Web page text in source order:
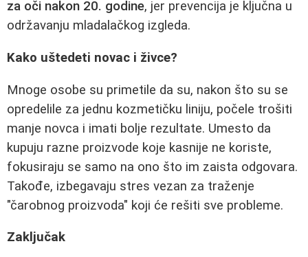
za oči nakon 20. godine, jer prevencija je ključna u
održavanju mladalačkog izgleda.
Kako uštedeti novac i živce?
Mnoge osobe su primetile da su, nakon što su se
opredelile za jednu kozmetičku liniju, počele trošiti
manje novca i imati bolje rezultate. Umesto da
kupuju razne proizvode koje kasnije ne koriste,
fokusiraju se samo na ono što im zaista odgovara.
Takođe, izbegavaju stres vezan za traženje
"čarobnog proizvoda" koji će rešiti sve probleme.
Zaključak